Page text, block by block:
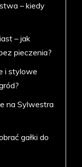
– kiedy
– jak
pieczenia?
i stylowe
na Sylwestra
gałki do